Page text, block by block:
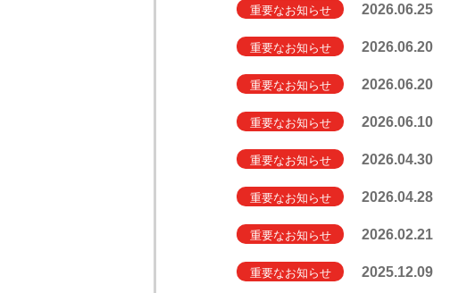
重要なお知らせ 2026.06.25
重要なお知らせ 2026.06.20
重要なお知らせ 2026.06.20
重要なお知らせ 2026.06.10
重要なお知らせ 2026.04.30
重要なお知らせ 2026.04.28
重要なお知らせ 2026.02.21
重要なお知らせ 2025.12.09